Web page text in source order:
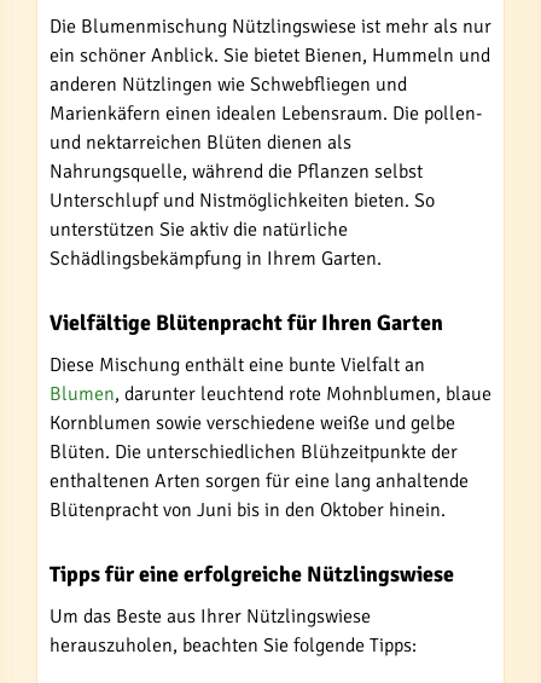
Die Blumenmischung Nützlingswiese ist mehr als nur
ein schöner Anblick. Sie bietet Bienen, Hummeln und
anderen Nützlingen wie Schwebfliegen und
Marienkäfern einen idealen Lebensraum. Die pollen-
und nektarreichen Blüten dienen als
Nahrungsquelle, während die Pflanzen selbst
Unterschlupf und Nistmöglichkeiten bieten. So
unterstützen Sie aktiv die natürliche
Schädlingsbekämpfung in Ihrem Garten.
Vielfältige Blütenpracht für Ihren Garten
Diese Mischung enthält eine bunte Vielfalt an
Blumen, darunter leuchtend rote Mohnblumen, blaue
Kornblumen sowie verschiedene weiße und gelbe
Blüten. Die unterschiedlichen Blühzeitpunkte der
enthaltenen Arten sorgen für eine lang anhaltende
Blütenpracht von Juni bis in den Oktober hinein.
Tipps für eine erfolgreiche Nützlingswiese
Um das Beste aus Ihrer Nützlingswiese
herauszuholen, beachten Sie folgende Tipps: